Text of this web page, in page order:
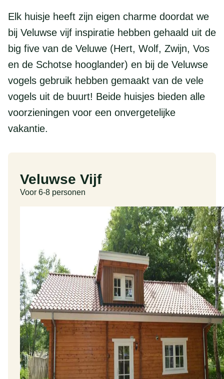
Elk huisje heeft zijn eigen charme doordat we
bij Veluwse vijf inspiratie hebben gehaald uit de
big five van de Veluwe (Hert, Wolf, Zwijn, Vos
en de Schotse hooglander) en bij de Veluwse
vogels gebruik hebben gemaakt van de vele
vogels uit de buurt! Beide huisjes bieden alle
voorzieningen voor een onvergetelijke
vakantie.
Veluwse Vijf
Voor 6-8 personen